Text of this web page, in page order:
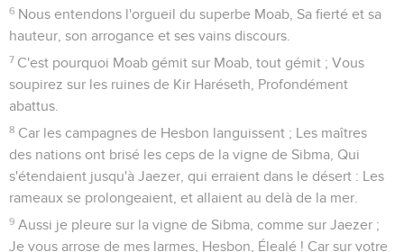
au Très Haut.
15 Mais tu as été précipité dans le séjour des morts, Dans les
profondeurs de la fosse.
16 Ceux qui te voient fixent sur toi leurs regards, Ils te
considèrent attentivement : Est-ce là cet homme qui faisait
trembler la terre, Qui ébranlait les royaumes,
17 Qui réduisait le monde en désert, Qui ravageait les villes,
Et ne relâchait point ses prisonniers ?
honneur, chacun dans son tombeau.